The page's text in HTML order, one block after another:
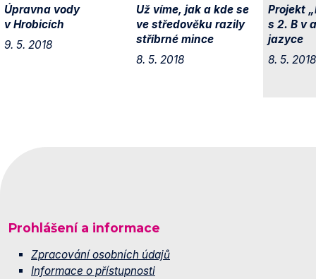
Úpravna vody
v Hrobicích
9. 5. 2018
Už víme, jak a kde se
ve středověku razily
stříbrné mince
8. 5. 2018
Projekt
s 2. B v
jazyce
8. 5. 2018
Prohlášení a informace
Zpracování osobních údajů
Informace o přístupnosti